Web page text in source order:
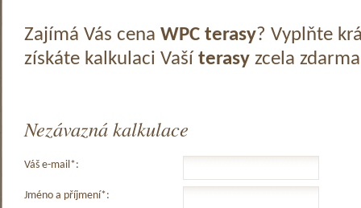
Zajímá Vás cena WPC terasy? Vyplňte
získáte kalkulaci Vaší terasyzcela
Nezávazná kalkulace
Váš e-mail*:
Jméno a příjmení*: